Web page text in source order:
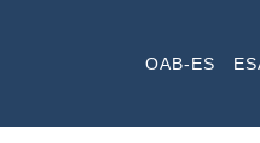
OAB-ES